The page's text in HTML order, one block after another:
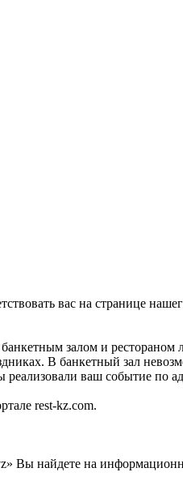
вас на странице
залом и рестораном
В банкетный зал
ваш событие по
rest-kz.com.
найдете на